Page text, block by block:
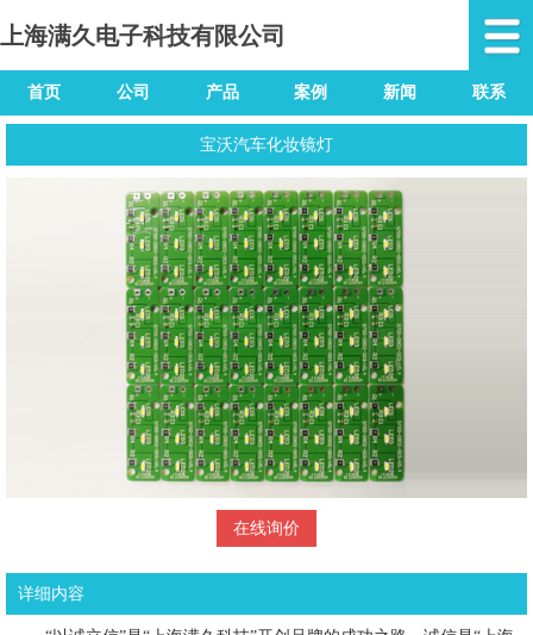
上海满久电子科技有限公司
首页 公司 产品 案例 新闻 联系
宝沃汽车化妆镜灯
在线询价
详细内容